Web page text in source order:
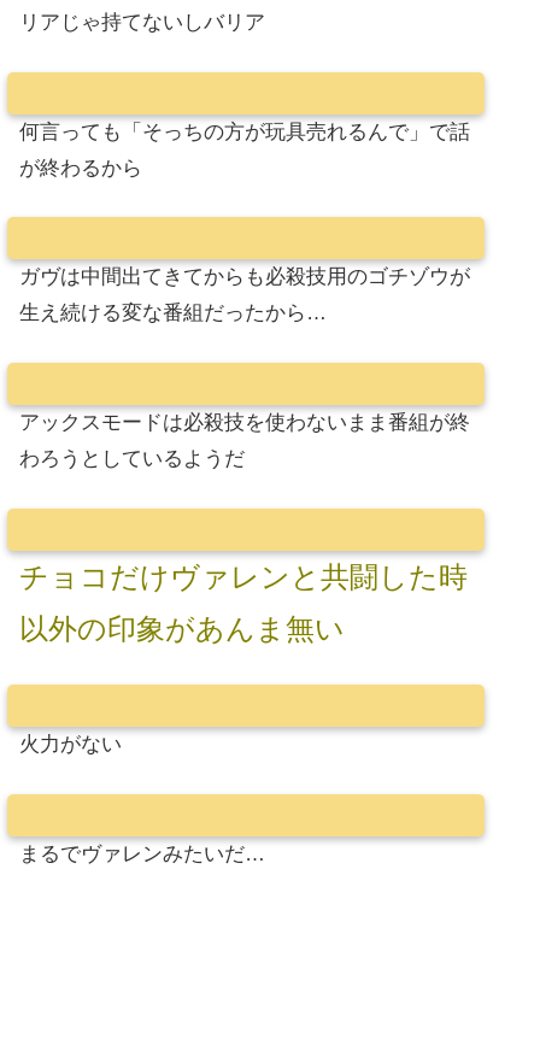
リアじゃ持てないしバリア
何言っても「そっちの方が玩具売れるんで」で話
が終わるから
ガヴは中間出てきてからも必殺技用のゴチゾウが
生え続ける変な番組だったから…
アックスモードは必殺技を使わないまま番組が終
わろうとしているようだ
チョコだけヴァレンと共闘した時
以外の印象があんま無い
火力がない
まるでヴァレンみたいだ…